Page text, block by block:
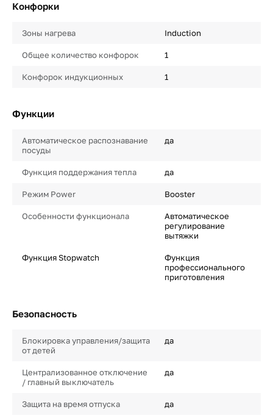
Конфорки
Зоны нагрева Induction
Общее количество конфорок 1
Конфорок индукционных 1
Функции
Автоматическое распознавание
посуды
да
Функция поддержания тепла да
Режим Power Booster
Особенности функционала
Автоматическое
регулирование
вытяжки
Функция Stopwatch
Функция
профессионального
приготовления
Безопасность
Блокировка управления/защита
от детей
да
Централизованное отключение
/ главный выключатель
да
Защита на время отпуска да